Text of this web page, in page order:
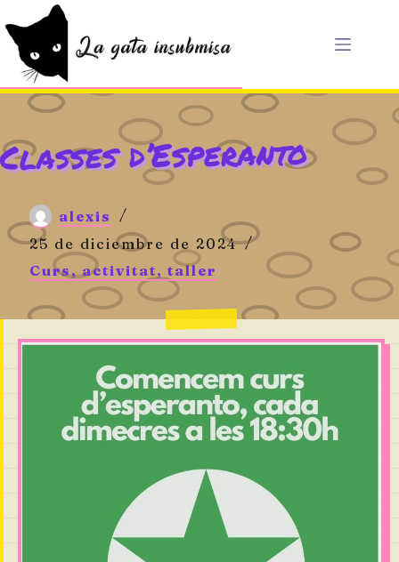
al
contenido
Classes d’Esperanto
alexis
25 de diciembre de 2024
Curs, activitat, taller